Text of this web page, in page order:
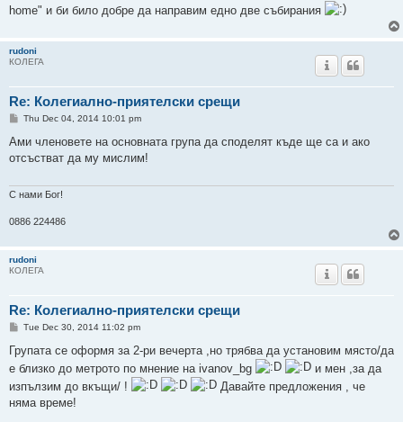
home" и би било добре да направим едно две събирания
rudoni
КОЛЕГА
Re: Колегиално-приятелски срещи
P
s
Thu Dec 04, 2014 10:01 pm
Ами членовете на основната група да споделят къде ще са и ако
отсъстват да му мислим!
С нами Бог!
0886 224486
rudoni
КОЛЕГА
Re: Колегиално-приятелски срещи
P
s
t
Tue Dec 30, 2014 11:02 pm
Групата се оформя за 2-ри вечерта ,но трябва да установим място/да
е близко до метрото по мнение на ivanov_bg
и мен ,за да
изпълзим до вкъщи/ !
Давайте предложения , че
няма време!